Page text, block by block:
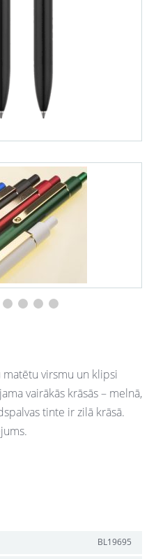
virsmu un klipsi
vairākās krāsās – melnā,
tinte ir zilā krāsā.
BL19695